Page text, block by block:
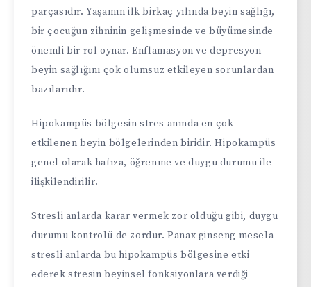
parçasıdır. Yaşamın ilk birkaç yılında beyin sağlığı,
bir çocuğun zihninin gelişmesinde ve büyümesinde
önemli bir rol oynar. Enflamasyon ve depresyon
beyin sağlığını çok olumsuz etkileyen sorunlardan
bazılarıdır.
Hipokampüs bölgesin stres anında en çok
etkilenen beyin bölgelerinden biridir. Hipokampüs
genel olarak hafıza, öğrenme ve duygu durumu ile
ilişkilendirilir.
Stresli anlarda karar vermek zor olduğu gibi, duygu
durumu kontrolü de zordur. Panax ginseng mesela
stresli anlarda bu hipokampüs bölgesine etki
ederek stresin beyinsel fonksiyonlara verdiği